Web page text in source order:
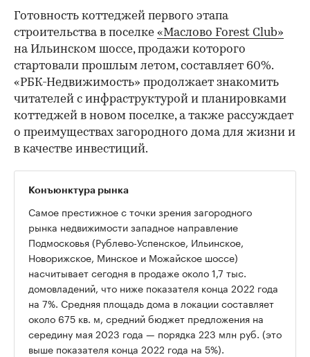
Готовность коттеджей первого этапа
строительства в поселке «Маслово Forest Club»
на Ильинском шоссе, продажи которого
стартовали прошлым летом, составляет 60%.
«РБК-Недвижимость» продолжает знакомить
читателей с инфраструктурой и планировками
коттеджей в новом поселке, а также рассуждает
о преимуществах загородного дома для жизни и
в качестве инвестиций.
Конъюнктура рынка
Самое престижное с точки зрения загородного
рынка недвижимости западное направление
Подмосковья (Рублево-Успенское, Ильинское,
Новорижское, Минское и Можайское шоссе)
насчитывает сегодня в продаже около 1,7 тыс.
домовладений, что ниже показателя конца 2022 года
на 7%. Средняя площадь дома в локации составляет
около 675 кв. м, средний бюджет предложения на
середину мая 2023 года — порядка 223 млн руб. (это
выше показателя конца 2022 года на 5%).